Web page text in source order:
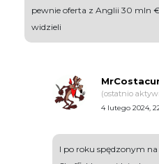
pewnie oferta z Anglii 30 mln
widzieli
(ostatnio
4 lutego 2024,
I po roku spędzonym